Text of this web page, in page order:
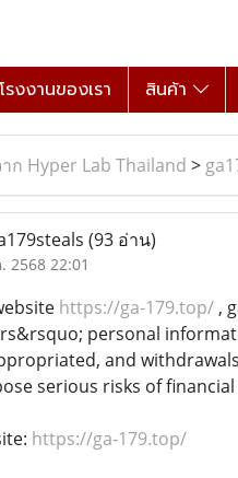
โรงงานของเรา สินค้า
ก Hyper Lab Thailand >
(93 อ่าน)
2568 22:01
https://ga-179.top/ ,
personal
and
serious risks of
https://ga-179.top/